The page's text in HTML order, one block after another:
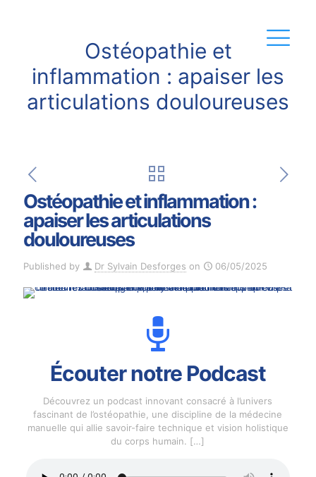
Ostéopathie et
inflammation : apaiser les
articulations douloureuses
Ostéopathie et inflammation :
apaiser les articulations
douloureuses
Published by Dr Sylvain Desforges on 06/05/2025
Écouter notre Podcast
Découvrez un podcast innovant consacré à l’univers
fascinant de l’ostéopathie, une discipline de la médecine
manuelle qui allie savoir-faire technique et vision holistique
du corps humain. […]